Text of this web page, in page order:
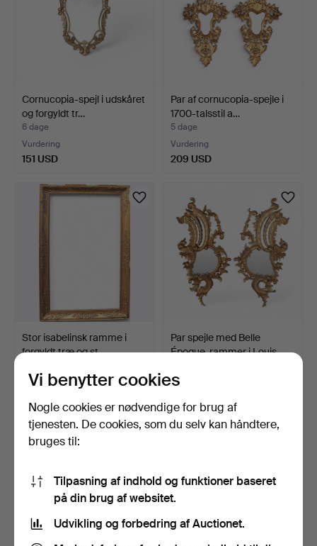
Cornucopia-spejl i udskåret
og forgyldt tr…
6 dage
Vurdering
151 USD
Par af cornucopia-spejle i
1700-talsstil a…
5 dage
Vurdering
209 USD
Stor isabelinsk ramme i
forgyldt træ og st…
Vurdering
Par spejle med Belle
Époque-rammer i Louis…
Vurdering
Vi benytter cookies
Nogle cookies er nødvendige for brug af
tjenesten. De cookies, som du selv kan håndtere,
bruges til:
Tilpasning af indhold og funktioner baseret
på din brug af websitet.
Udvikling og forbedring af Auctionet.